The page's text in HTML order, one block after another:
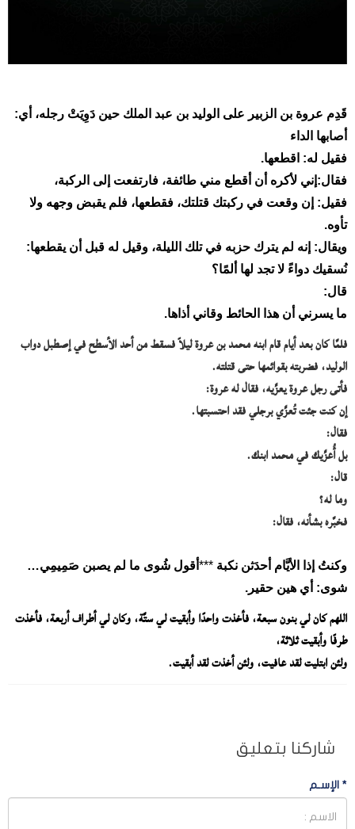
قَدِم عروة بن الزبير على الوليد بن عبد الملك حين دَوِيَتْ رجله، أي:
أصابها الداء
فقيل له: اقطعها.
فقال:إني لأكره أن أقطع مني طائفة، فارتفعت إلى الركبة،
فقيل: إن وقعت في ركبتك قتلتك، فقطعها، فلم يقبض وجهه ولا
تأوه.
ويقال: إنه لم يترك حزبه في تلك الليلة، وقيل له قبل أن يقطعها:
نُسقيك دواءً لا تجد لها ألمًا؟
قال:
ما يسرني أن هذا الحائط وقاني أذاها.
فلمَّا كان بعد أيام قام ابنه محمد بن عروة ليلاً فسقط من أحد الأسطح في إصطبل دواب
الوليد، فضربته بقوائمها حتى قتلته.
فأتى رجل عروة يعزِّيه، فقال له عروة:
إن كنت جئت تُعزِّي برجلي فقد احتسبتها.
فقال:
بل أُعزِّيك في محمد ابنك.
قال:
وما له؟
فخبَّره بشأنه، فقال:
وكنتُ إذا الأيَّام أحدَثن نكبة *** أقول شُوى ما لم يصبن صَمِيمِي…
شوى: أي هين حقير.
اللهم كان لي بنون سبعة، فأخذت واحدًا وأبقيت لي ستَّة، وكان لي أطراف أربعة، فأخذت
طرفًا وأبقيت ثلاثة،
ولئن ابتليت لقد عافيت، ولئن أخذت لقد أبقيت.
شاركنا بتعليق
* الإسـم